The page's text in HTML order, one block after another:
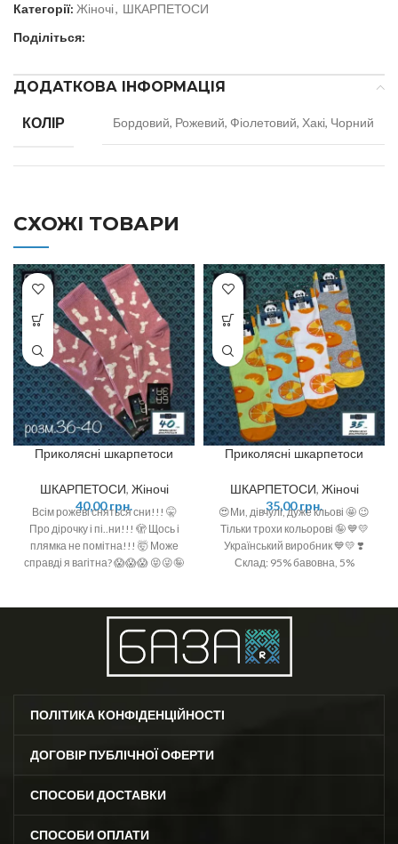
Категорії: Жіночі, ШКАРПЕТОСИ
Поділіться:
ДОДАТКОВА ІНФОРМАЦІЯ
КОЛІР Бордовий, Рожевий, Фіолетовий, Хакі, Чорний
СХОЖІ ТОВАРИ
Приколясні шкарпетоси
ШКАРПЕТОСИ, Жіночі
40,00грн.
Всім рожеві сняться сни!!! 🤫
Про дірочку і пі..ни!!! 🫣 Щось і
плямка не помітна!!! 🤯 Може
справді я вагітна? 😱😱😱 😝😜🤪
6%, спандекс 2% ❣️ Розмір: 36-40
(One size)
Приколясні шкарпетоси
ШКАРПЕТОСИ, Жіночі
35,00грн.
😍Ми, дівчулі, дуже кльові 🤩 😉
Тільки трохи кольорові 🤪 💙💛
Український виробник 💙💛 ❣️
Склад: 95% бавовна, 5%
ПОЛІТИКА КОНФІДЕНЦІЙНОСТІ
ДОГОВІР ПУБЛІЧНОЇ ОФЕРТИ
СПОСОБИ ДОСТАВКИ
СПОСОБИ ОПЛАТИ